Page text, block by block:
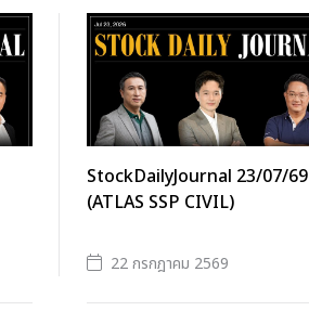
StockDailyJournal 23/07/69
(ATLAS SSP CIVIL)
22 กรกฎาคม 2569